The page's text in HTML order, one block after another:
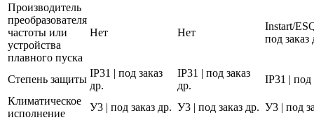
Производитель
преобразователя
частоты или
устройства
плавного пуска
Нет Нет
Instart/
под заказ
Степень защиты
IP31 | под заказ
др.
IP31 | под заказ
др.
IP31 | под
Климатическое
исполнение
У3 | под заказ др. У3 | под заказ др. У3 | под